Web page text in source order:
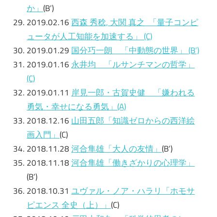
か」(B’)
2019.02.16西森 秀稔, 大関 真之 「量子コンピ
ュータが人工知能を加速する」 (C)
2019.01.29 国分巧一朗 「中動態の世界」 (B’)
2019.01.16永井均 「ルサンチマンの哲学」
(C)
2019.01.11 岸見一郎・古賀史健 「嫌われる
勇気・幸せになる勇気」(A)
2018.12.16 山田五郎「知識ゼロからの西洋絵
画入門」(C)
2018.11.28河合隼雄「大人の友情」(B’)
2018.11.18河合隼雄「働きざかりの心理学」
(B’)
2018.10.31ユヴァル・ノア・ハラリ「ホモサ
ピエンス 全史（上）」(C)